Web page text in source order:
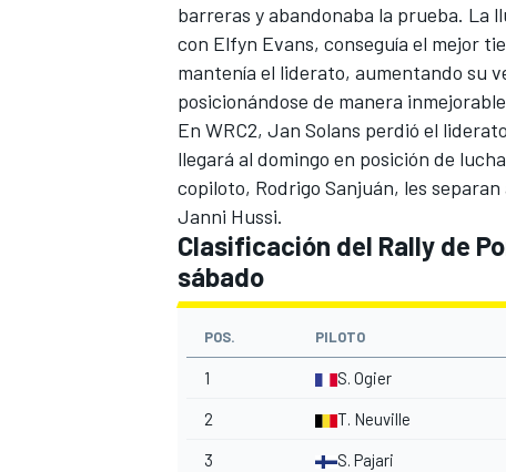
barreras y abandonaba la prueba. La
con Elfyn Evans, conseguía el mejor
mantenía el liderato, aumentando su
posicionándose de manera
En WRC2, Jan Solans perdió el
llegará al domingo en posición de
copiloto, Rodrigo Sanjuán, les
Janni Hussi.
Clasificación del Rally de
sábado
POS. PILOTO
1 S. Ogier
2 T. Neuville
3 S. Pajari